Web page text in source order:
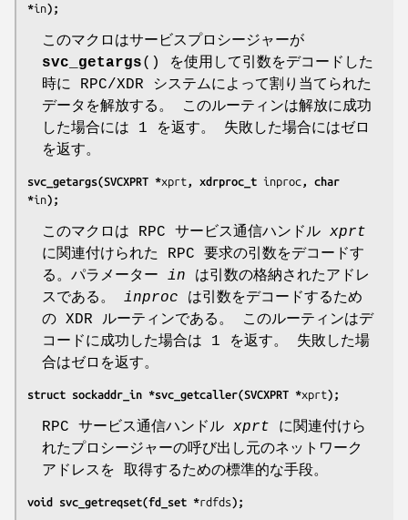
*in);
このマクロはサービスプロシージャーが
svc_getargs() を使用して引数をデコードした
時に RPC/XDR システムによって割り当てられた
データを解放する。 このルーティンは解放に成功
した場合には 1 を返す。 失敗した場合にはゼロ
を返す。
svc_getargs(SVCXPRT *xprt , xdrproc_t inproc , char
*in);
このマクロは RPC サービス通信ハンドル xprt
に関連付けられた RPC 要求の引数をデコードす
る。パラメーター in は引数の格納されたアドレ
スである。 inproc は引数をデコードするため
の XDR ルーティンである。 このルーティンはデ
コードに成功した場合は 1 を返す。 失敗した場
合はゼロを返す。
struct sockaddr_in *svc_getcaller(SVCXPRT *xprt);
RPC サービス通信ハンドル xprt に関連付けら
れたプロシージャーの呼び出し元のネットワーク
アドレスを 取得するための標準的な手段。
void svc_getreqset(fd_set *rdfds);